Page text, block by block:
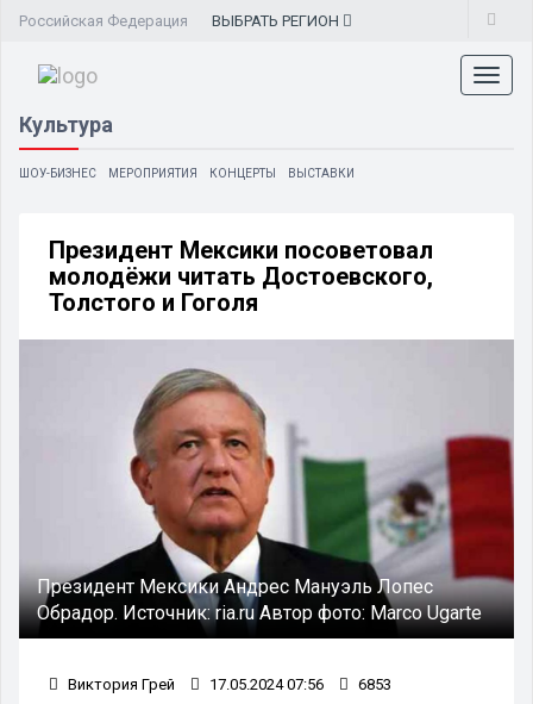
Российская Федерация ВЫБРАТЬ РЕГИОН
Культура
ШОУ-БИЗНЕС МЕРОПРИЯТИЯ КОНЦЕРТЫ ВЫСТАВКИ
Президент Мексики посоветовал
молодёжи читать Достоевского,
Толстого и Гоголя
Президент Мексики Андрес Мануэль Лопес
Обрадор. Источник:ria.ruАвтор фото: Marco Ugarte
Виктория Грей 17.05.2024 07:56 6853